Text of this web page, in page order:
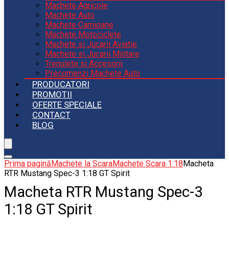
Machete Agricole
Machete Auto
Machete Camioane
Machete Motociclete
Machete si Jucarii Aviatie
Machete si Jucarii Militare
Trenulete si Accesorii
Precomenzi Machete Auto
PRODUCATORI
PROMOTII
OFERTE SPECIALE
CONTACT
BLOG
Prima paginăMachete la ScaraMachete Scara 1:18Macheta
RTR Mustang Spec-3 1:18 GT Spirit
Macheta RTR Mustang Spec-3
1:18 GT Spirit